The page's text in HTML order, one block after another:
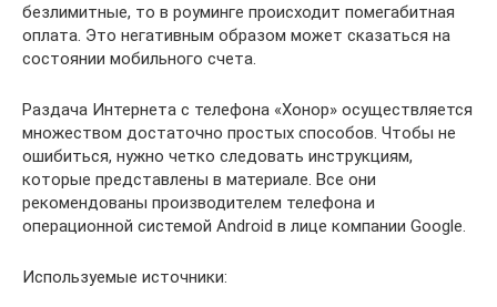
безлимитные, то в роуминге происходит помегабитная
оплата. Это негативным образом может сказаться на
состоянии мобильного счета.
Раздача Интернета с телефона «Хонор» осуществляется
множеством достаточно простых способов. Чтобы не
ошибиться, нужно четко следовать инструкциям,
которые представлены в материале. Все они
рекомендованы производителем телефона и
операционной системой Android в лице компании Google.
Используемые источники: